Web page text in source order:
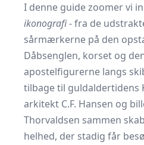
I denne guide zoomer vi
ikonografi- fra de
sårmærkerne på den
Dåbsenglen, korset og
apostelfigurerne langs
tilbage til guldaldertidens
arkitekt C.F. Hansen og
Thorvaldsen sammen
helhed, der stadig får